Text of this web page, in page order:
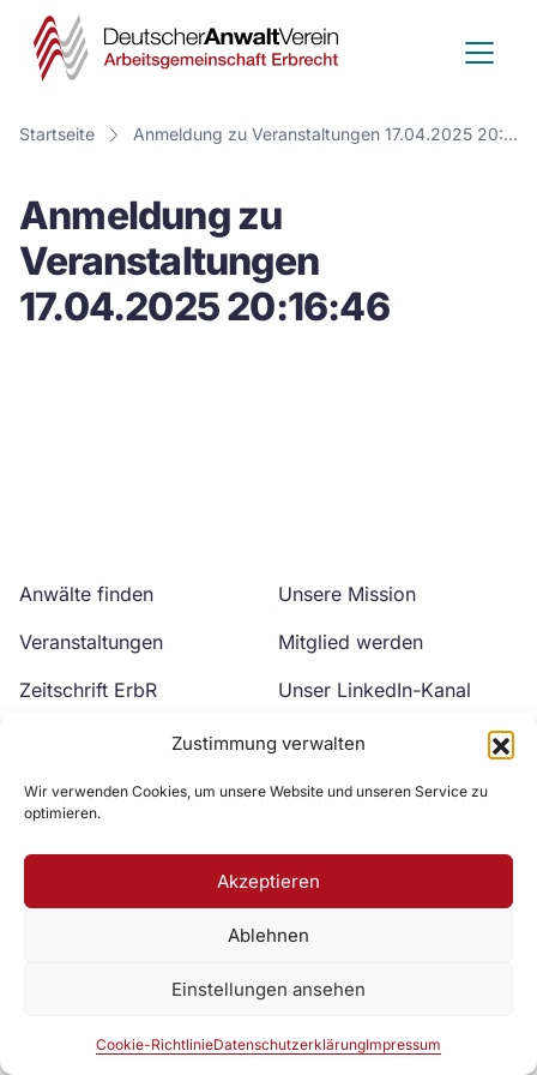
Zustimmung verwalten
Wir verwenden Cookies, um unsere Website und unseren Service zu
optimieren.
Akzeptieren
Ablehnen
Einstellungen ansehen
Cookie-RichtlinieDatenschutzerklärungImpressum
Deutscher
Anwalt
Verein
Startseite Anmeldung zu Veranstaltungen 17.04.2025 20:16:46
Anmeldung zu
Veranstaltungen
17.04.2025 20:16:46
Anwälte finden
Veranstaltungen
Zeitschrift ErbR
Unsere Mission
Mitglied werden
Unser LinkedIn-Kanal
Unser YouTube-Kanal
Zur DAV Webseite